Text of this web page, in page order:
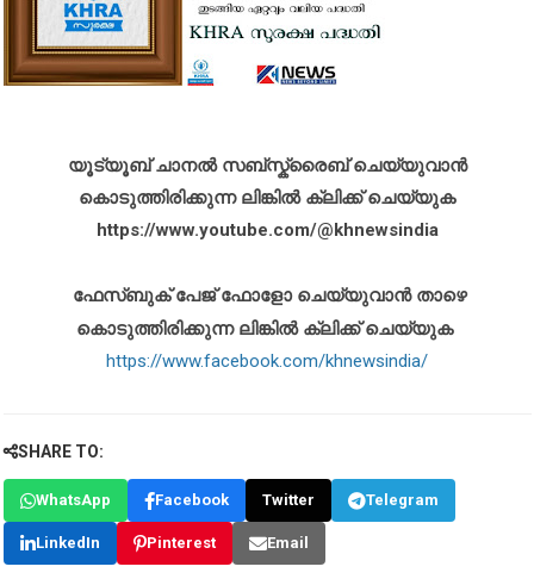
യൂട്യൂബ് ചാനൽ സബ്സ്ക്രൈബ് ചെയ്യുവാൻ
കൊടുത്തിരിക്കുന്ന ലിങ്കിൽ ക്ലിക്ക് ചെയ്യുക
https://www.youtube.com/@khnewsindia
ഫേസ്ബുക് പേജ് ഫോളോ ചെയ്യുവാൻ താഴെ
കൊടുത്തിരിക്കുന്ന ലിങ്കിൽ ക്ലിക്ക് ചെയ്യുക
https://www.facebook.com/khnewsindia/
SHARE TO:
WhatsApp Facebook Twitter Telegram
LinkedIn Pinterest Email